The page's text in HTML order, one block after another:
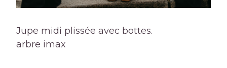
Jupe midi plissée avec bottes.
arbre imax